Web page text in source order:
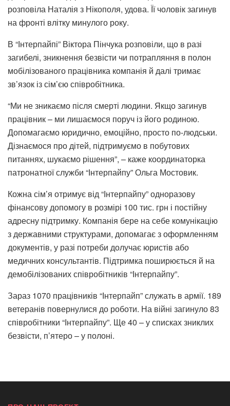
розповіла Наталія з Нікополя, удова. Її чоловік загинув
на фронті влітку минулого року.
В “Інтерпайпі” Віктора Пінчука розповіли, що в разі
загибелі, зникнення безвісти чи потрапляння в полон
мобілізованого працівника компанія й далі тримає
зв’язок із сім’єю співробітника.
“Ми не зникаємо після смерті людини. Якщо загинув
працівник – ми лишаємося поруч із його родиною.
Допомагаємо юридично, емоційно, просто по-людськи.
Дізнаємося про дітей, підтримуємо в побутових
питаннях, шукаємо рішення”, – каже координаторка
патронатної служби “Інтерпайпу” Ольга Мостовик.
Кожна сім’я отримує від “Інтерпайпу” одноразову
фінансову допомогу в розмірі 100 тис. грн і постійну
адресну підтримку. Компанія бере на себе комунікацію
з державними структурами, допомагає з оформленням
документів, у разі потреби долучає юристів або
медичних консультантів. Підтримка поширюється й на
демобілізованих співробітників “Інтерпайпу”.
Зараз 1070 працівників “Інтерпайп” служать в армії. 189
ветеранів повернулися до роботи. На війні загинуло 83
співробітники “Інтерпайпу”. Ще 40 – у списках зниклих
безвісти, п’ятеро – у полоні.